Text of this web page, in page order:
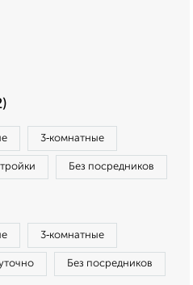
3‑комнатные
Без посредников
3‑комнатные
Без посредников